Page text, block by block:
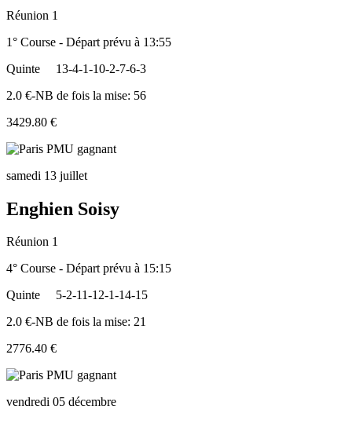
Réunion 1
1° Course - Départ prévu à 13:55
Quinte
13-4-1-10-2-7-6-3
2.0 €-NB de fois la mise: 56
3429.80 €
samedi 13 juillet
Enghien Soisy
Réunion 1
4° Course - Départ prévu à 15:15
Quinte
5-2-11-12-1-14-15
2.0 €-NB de fois la mise: 21
2776.40 €
vendredi 05 décembre